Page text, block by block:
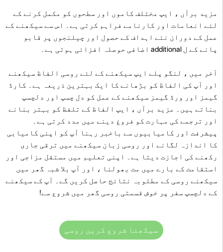
مزید برآں ، ایپ مختلف کاموں اور سطحوں کو مکمل کرنے کے
لئے انعامات اور کارنامے فراہم کرتی ہے۔ اس سے سیکھنے کے
عمل کے دوران نئے اہداف کے حصول اور چیلنجوں پر قابو
پانے کے ل additional اضافی حوصلہ افزائی ہوتی ہے۔
آخر میں ، لنگو پلے ایپ سیکھنے کے لئے روسی الفاظ سیکھنے
اور آپ کی الفاظ کو بڑھانے کا ایک بہترین ذریعہ ہے۔ کارڈ
گیمز اور ورڈ گیمز سیکھنے کے عمل کو دل چسپ اور دلچسپ
بناتے ہیں۔ مزید برآں ، ایپ الفاظ کے تلفظ کو بہتر بنانے
اور ترجمے کی مہارت کو فروغ دینے میں مدد کرتی ہے۔
پیشرفت اور کامیابیوں سے باخبر رہنا آپ کو اپنی کامیابی
کا اندازہ لگانے اور روسی زبان سیکھنے میں ترقی جاری
رکھنے کی اجازت دیتا ہے۔ اپنی تعلیم میں مستقل مزاجی اور
استقامت کے بارے میں مت بھولنا ، اور آپ بلا شبہ گھر میں
سیکھنے روسی کے مطلوبہ نتائج حاصل کریں گے۔ آپ کے سیکھنے
کے دلچسپ سفر پر خوش قسمتی روسی گھر میں شروع سے!
سیکھنا شروع کریں روسی